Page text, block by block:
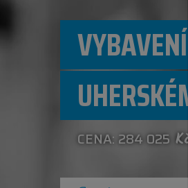
VYBAVENÍ
CENA: 284 025 Kč